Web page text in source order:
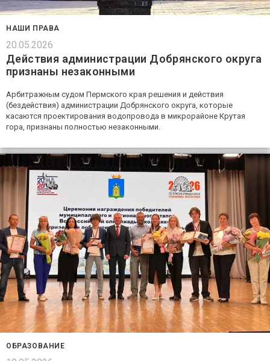
НАШИ ПРАВА
20.05.2026
Действия администрации Добрянского округа
признаны незаконными
Арбитражным судом Пермского края решения и действия
(бездействия) администрации Добрянского округа, которые
касаются проектирования водопровода в микрорайоне Крутая
гора, признаны полностью незаконными.
ОБРАЗОВАНИЕ